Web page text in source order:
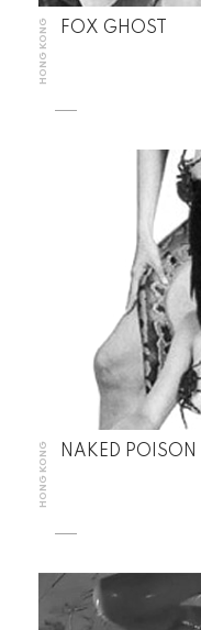
HONG KONG FOX GHOST
HONG KONG NAKED POISON